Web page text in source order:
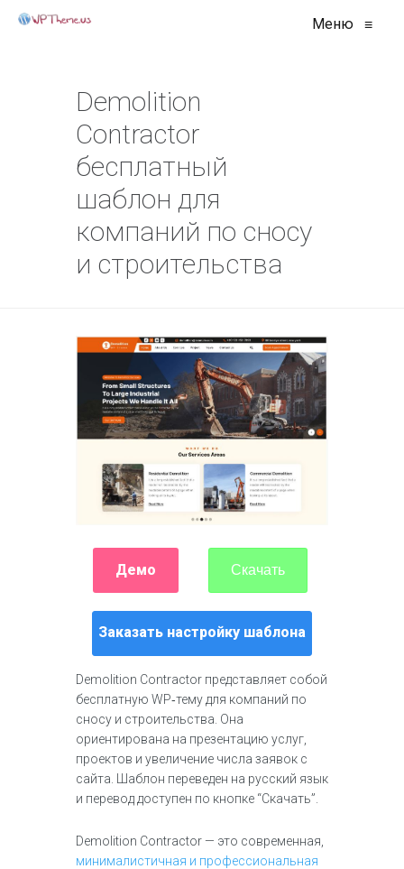
Меню ≡
Demolition
Contractor
бесплатный
шаблон для
компаний по сносу
и строительства
Демо Скачать
Заказать настройку шаблона
Demolition Contractor представляет собой
бесплатную WP‑тему для компаний по
сносу и строительства. Она
ориентирована на презентацию услуг,
проектов и увеличение числа заявок с
сайта. Шаблон переведен на русский язык
и перевод доступен по кнопке “Скачать”.​
Demolition Contractor — это современная,
минималистичная и профессиональная